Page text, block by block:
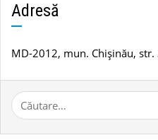
Adresă
MD-2012, mun. Chișinău,